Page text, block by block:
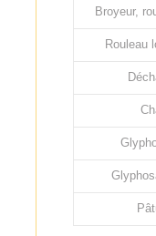
Broyeur,
Rouleau